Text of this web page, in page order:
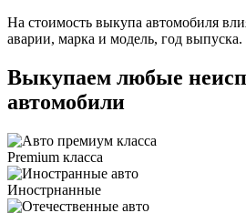
На стоимость выкупа автомобиля
аварии, марка и модель, год выпуска.
Выкупаем любые
автомобили
Premium класса
Инострнанные